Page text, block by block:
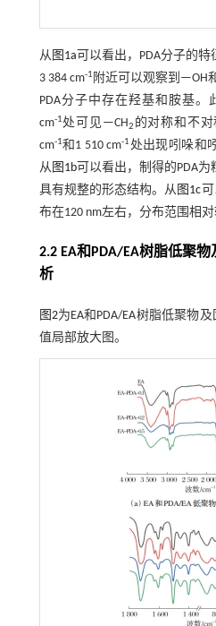
从图1a 可以看出，PDA分子的
3 384 cm-1 附近可以观察到—OH
PDA分子中存在羟基和胺基。
cm-1处可见—CH2 的对称和不
cm-1和1 510 cm-1处出现吲哚和
从图1b可以看出，制得的PDA为
具有规整的形态结构。从图1c
布在120 nm左右，分布范围相对
2.2 EA和PDA/EA树脂低聚
析
图2为EA和PDA/EA树脂低聚物
值局部放大图。